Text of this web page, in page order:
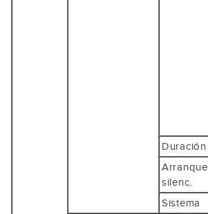
Duración
Arranque
silenc.
Sistema